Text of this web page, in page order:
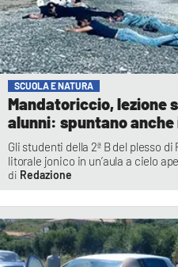
SCUOLA E NATURA
Mandatoriccio, lezione
alunni: spuntano
Gli studenti della 2ª B del plesso
litorale jonico in un’aula a cielo
Redazione